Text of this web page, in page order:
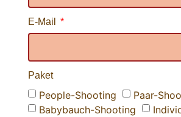
E-Mail
Paket
People-Shooting
Paar-
Babybauch-Shooting